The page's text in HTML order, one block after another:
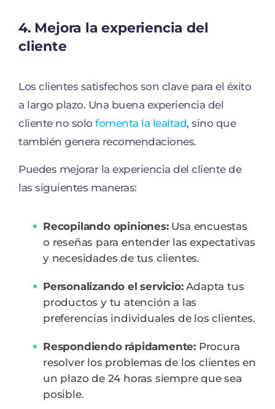
4. Mejora la experiencia del
cliente
Los clientes satisfechos son clave para el éxito
a largo plazo. Una buena experiencia del
cliente no solo fomenta la lealtad, sino que
también genera recomendaciones.
Puedes mejorar la experiencia del cliente de
las siguientes maneras:
Recopilando opiniones:Usa encuestas
o reseñas para entender las expectativas
y necesidades de tus clientes.
Personalizando el servicio:Adapta tus
productos y tu atención a las
preferencias individuales de los clientes.
Respondiendo rápidamente: Procura
resolver los problemas de los clientes en
un plazo de 24 horas siempre que sea
posible.